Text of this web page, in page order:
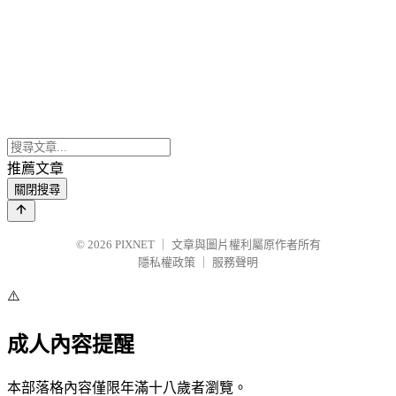
推薦文章
關閉搜尋
© 2026 PIXNET
文章與圖片權利屬原作者所有
隱私權政策
服務聲明
⚠️
成人內容提醒
本部落格內容僅限年滿十八歲者瀏覽。